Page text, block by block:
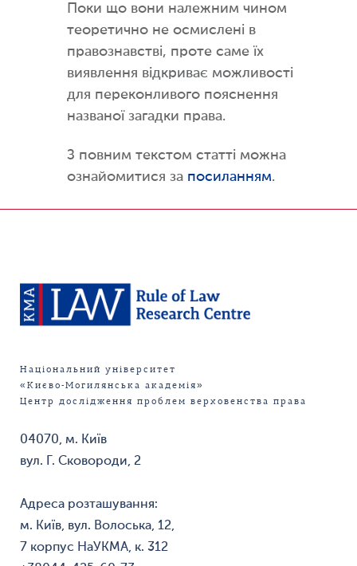
Поки що вони належним чином
теоретично не осмислені в
правознавстві, проте саме їх
виявлення відкриває можливості
для переконливого пояснення
названої загадки права.
З повним текстом статті можна
ознайомитися за посиланням.
Національний університет
«Києво-Могилянська академія»
Центр дослідження проблем верховенства права
04070, м. Київ
вул. Г. Сковороди, 2
Адреса розташування:
м. Київ, вул. Волоська, 12,
7 корпус НаУКМА, к. 312